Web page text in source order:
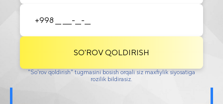
SO'ROV QOLDIRISH
"So'rov qoldirish" tugmasini bosish orqali siz maxfiylik siyosatiga
rozilik bildirasiz.